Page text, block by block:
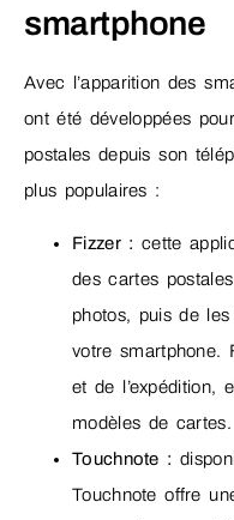
smartphone
Avec l’apparition des
ont été développées
postales depuis son
plus populaires :
Fizzer : cette
des cartes
photos, puis de
votre smartphone.
et de l’expédition,
modèles de cartes.
Touchnote :
Touchnote offre